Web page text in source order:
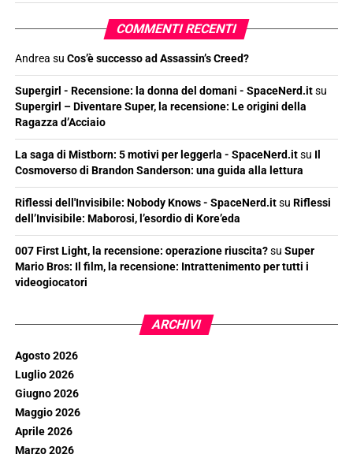
COMMENTI RECENTI
Andrea su Cos’è successo ad Assassin’s Creed?
Supergirl - Recensione: la donna del domani - SpaceNerd.itsu
Supergirl – Diventare Super, la recensione: Le origini della
Ragazza d’Acciaio
La saga di Mistborn: 5 motivi per leggerla - SpaceNerd.itsu Il
Cosmoverso di Brandon Sanderson: una guida alla lettura
Riflessi dell'Invisibile: Nobody Knows - SpaceNerd.itsu Riflessi
dell’Invisibile: Maborosi, l’esordio di Kore’eda
007 First Light, la recensione: operazione riuscita?su Super
Mario Bros: Il film, la recensione: Intrattenimento per tutti i
videogiocatori
ARCHIVI
Agosto 2026
Luglio 2026
Giugno 2026
Maggio 2026
Aprile 2026
Marzo 2026